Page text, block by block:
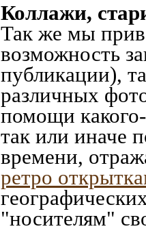
Коллажи,
Так же мы
возможность
публикации),
различных
помощи
так или иначе
времени,
ретро
"носителям"